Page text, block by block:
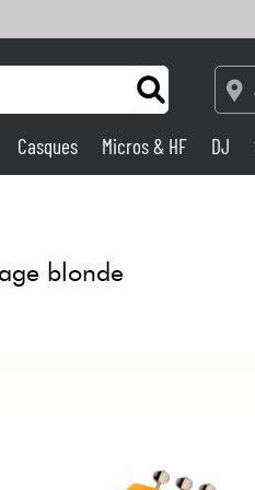
Casques Micros & HF DJ
blonde